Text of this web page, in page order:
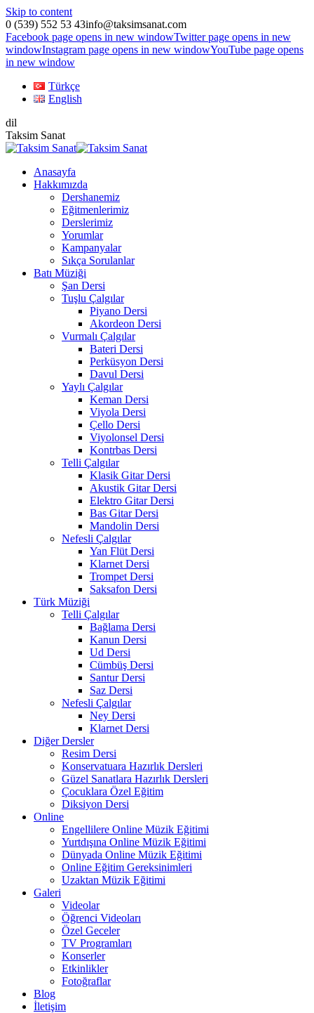
Skip to content
0 (539) 552 53 43info@taksimsanat.com
Facebook page opens in new windowTwitter page opens in new
windowInstagram page opens in new windowYouTube page opens
in new window
Türkçe
English
dil
Taksim Sanat
Anasayfa
Hakkımızda
Dershanemiz
Eğitmenlerimiz
Derslerimiz
Yorumlar
Kampanyalar
Sıkça Sorulanlar
Batı Müziği
Şan Dersi
Tuşlu Çalgılar
Piyano Dersi
Akordeon Dersi
Vurmalı Çalgılar
Bateri Dersi
Perküsyon Dersi
Davul Dersi
Yaylı Çalgılar
Keman Dersi
Viyola Dersi
Çello Dersi
Viyolonsel Dersi
Kontrbas Dersi
Telli Çalgılar
Klasik Gitar Dersi
Akustik Gitar Dersi
Elektro Gitar Dersi
Bas Gitar Dersi
Mandolin Dersi
Nefesli Çalgılar
Yan Flüt Dersi
Klarnet Dersi
Trompet Dersi
Saksafon Dersi
Türk Müziği
Telli Çalgılar
Bağlama Dersi
Kanun Dersi
Ud Dersi
Cümbüş Dersi
Santur Dersi
Saz Dersi
Nefesli Çalgılar
Ney Dersi
Klarnet Dersi
Diğer Dersler
Resim Dersi
Konservatuara Hazırlık Dersleri
Güzel Sanatlara Hazırlık Dersleri
Çocuklara Özel Eğitim
Diksiyon Dersi
Online
Engellilere Online Müzik Eğitimi
Yurtdışına Online Müzik Eğitimi
Dünyada Online Müzik Eğitimi
Online Eğitim Gereksinimleri
Uzaktan Müzik Eğitimi
Galeri
Videolar
Öğrenci Videoları
Özel Geceler
TV Programları
Konserler
Etkinlikler
Fotoğraflar
Blog
İletişim